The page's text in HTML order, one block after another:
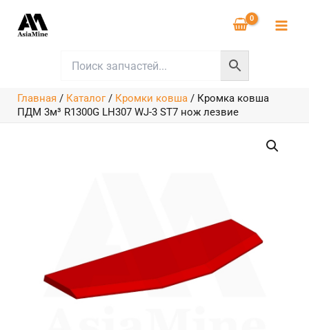
содержимому
Главная / Каталог/ Кромки ковша / Кромка ковша
ПДМ 3м³ R1300G LH307 WJ-3 ST7 нож лезвие